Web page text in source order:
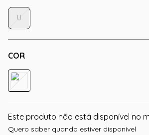
COR
U
Este produto não está disponível no
Quero saber quando estiver disponível